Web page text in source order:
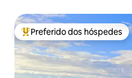
Entre os melhores
Preferido dos hóspedes